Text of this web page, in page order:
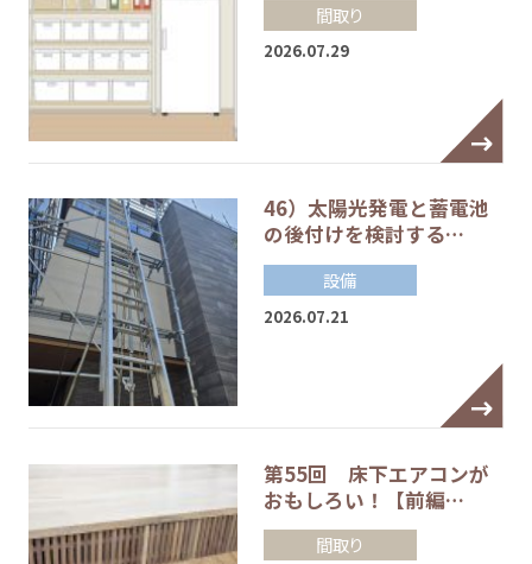
間取り
2026.07.29
46）太陽光発電と蓄電池
の後付けを検討する…
設備
2026.07.21
第55回 床下エアコンが
おもしろい！【前編…
間取り